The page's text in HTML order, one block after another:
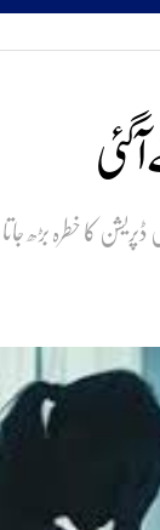
گئی
کا خطرہ بڑھ جاتا